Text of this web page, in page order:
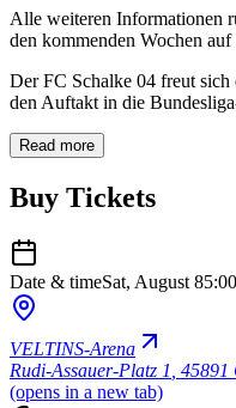
Alle weiteren Informationen
den kommenden Wochen
Der FC Schalke 04 freut sich
den Auftakt in die
Read more
Buy Tickets
Date & timeSat, August 8
VELTINS-Arena
Rudi-Assauer-Platz 1 45891
(opens in a new tab)